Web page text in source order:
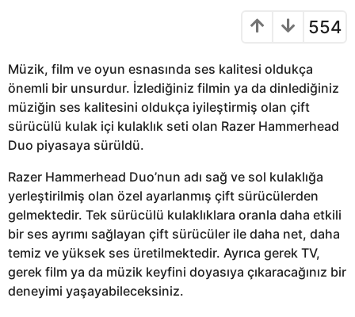
g
o
554
Müzik, film ve oyun esnasında ses kalitesi oldukça
önemli bir unsurdur. İzlediğiniz filmin ya da dinlediğiniz
müziğin ses kalitesini oldukça iyileştirmiş olan çift
sürücülü kulak içi kulaklık seti olan Razer Hammerhead
Duo piyasaya sürüldü.
Razer Hammerhead Duo’nun adı sağ ve sol kulaklığa
yerleştirilmiş olan özel ayarlanmış çift sürücülerden
gelmektedir. Tek sürücülü kulaklıklara oranla daha etkili
bir ses ayrımı sağlayan çift sürücüler ile daha net, daha
temiz ve yüksek ses üretilmektedir. Ayrıca gerek TV,
gerek film ya da müzik keyfini doyasıya çıkaracağınız bir
deneyimi yaşayabileceksiniz.